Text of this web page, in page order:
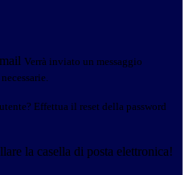
Verrà inviato un messaggio
Effettua il reset della password
la casella di posta elettronica!